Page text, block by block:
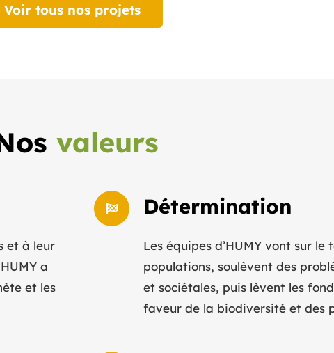
Voir tous nos projets
valeurs
et à leur
a
et les
Détermination
Les équipes d’HUMY vont sur
populations, soulèvent des
et sociétales, puis lèvent les
faveur de la biodiversité et des